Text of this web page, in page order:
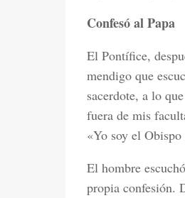
Confesó al Papa
El Pontífice,
mendigo que
sacerdote, a lo
fuera de mis
«Yo soy el Obispo
El hombre
propia confesión.